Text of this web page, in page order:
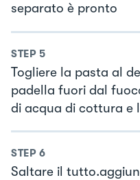
separato è pronto
STEP 5
Togliere la pasta al
padella fuori dal
di acqua di cottura e
STEP 6
Saltare il